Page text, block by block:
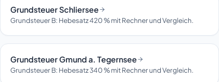
Grundsteuer Schliersee
Grundsteuer B: Hebesatz 420 % mit Rechner und Vergleich.
Grundsteuer Gmund a. Tegernsee
Grundsteuer B: Hebesatz 340 % mit Rechner und Vergleich.